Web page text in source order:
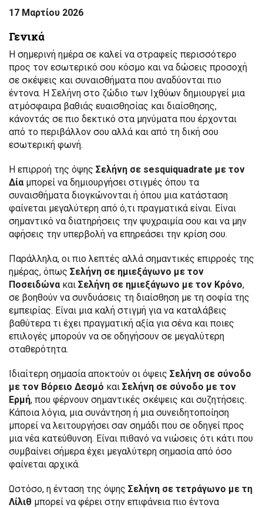
17 Μαρτίου 2026
Γενικά
Η σημερινή ημέρα σε καλεί να στραφείς περισσότερο
προς τον εσωτερικό σου κόσμο και να δώσεις προσοχή
σε σκέψεις και συναισθήματα που αναδύονται πιο
έντονα. Η Σελήνη στο ζώδιο των Ιχθύων δημιουργεί μια
ατμόσφαιρα βαθιάς ευαισθησίας και διαίσθησης,
κάνοντάς σε πιο δεκτικό στα μηνύματα που έρχονται
από το περιβάλλον σου αλλά και από τη δική σου
εσωτερική φωνή.
Η επιρροή της όψης Σελήνη σε sesquiquadrate με τον
Δίαμπορεί να δημιουργήσει στιγμές όπου τα
συναισθήματα διογκώνονται ή όπου μια κατάσταση
φαίνεται μεγαλύτερη από ό,τι πραγματικά είναι. Είναι
σημαντικό να διατηρήσεις την ψυχραιμία σου και να μην
αφήσεις την υπερβολή να επηρεάσει την κρίση σου.
Παράλληλα, οι πιο λεπτές αλλά σημαντικές επιρροές της
ημέρας, όπως Σελήνη σε ημιεξάγωνο με τον
Ποσειδώνακαι Σελήνη σε ημιεξάγωνο με τον Κρόνο,
σε βοηθούν να συνδυάσεις τη διαίσθηση με τη σοφία της
εμπειρίας. Είναι μια καλή στιγμή για να καταλάβεις
βαθύτερα τι έχει πραγματική αξία για σένα και ποιες
επιλογές μπορούν να σε οδηγήσουν σε μεγαλύτερη
σταθερότητα.
Ιδιαίτερη σημασία αποκτούν οι όψεις Σελήνη σε σύνοδο
με τον Βόρειο Δεσμό και Σελήνη σε σύνοδο με τον
Ερμή, που φέρνουν σημαντικές σκέψεις και συζητήσεις.
Κάποια λόγια, μια συνάντηση ή μια συνειδητοποίηση
μπορεί να λειτουργήσει σαν σημάδι που σε οδηγεί προς
μια νέα κατεύθυνση. Είναι πιθανό να νιώσεις ότι κάτι που
συμβαίνει σήμερα έχει μεγαλύτερη σημασία από όσο
φαίνεται αρχικά.
Ωστόσο, η ένταση της όψης Σελήνη σε τετράγωνο με τη
Λίλιθ μπορεί να φέρει στην επιφάνεια πιο έντονα